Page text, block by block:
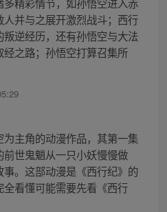
并与之展开激烈战斗；西行
逆经历，还有孙悟空与大法
之路；孙悟空打算召集所
为主角的动漫作品，其第一集
世鬼魈从一只小妖慢慢做
。这部动漫是《西行纪》的
看懂可能需要先看《西行